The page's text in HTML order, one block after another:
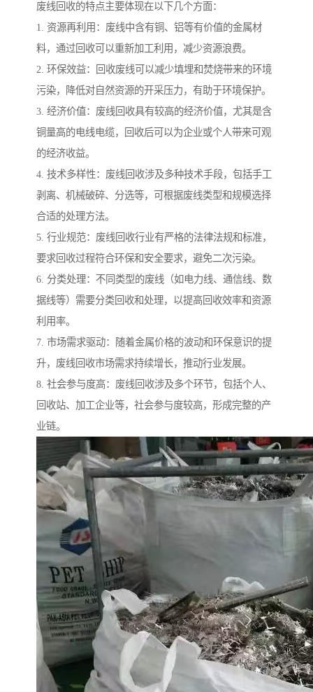
废线回收的特点主要体现在以下几个方面：
1. 资源再利用：废线中含有铜、铝等有价值的金属材
料，通过回收可以重新加工利用，减少资源浪费。
2. 环保效益：回收废线可以减少填埋和焚烧带来的环境
污染，降低对自然资源的开采压力，有助于环境保护。
3. 经济价值：废线回收具有较高的经济价值，尤其是含
铜量高的电线电缆，回收后可以为企业或个人带来可观
的经济收益。
4. 技术多样性：废线回收涉及多种技术手段，包括手工
剥离、机械破碎、分选等，可根据废线类型和规模选择
合适的处理方法。
5. 行业规范：废线回收行业有严格的法律法规和标准，
要求回收过程符合环保和安全要求，避免二次污染。
6. 分类处理：不同类型的废线（如电力线、通信线、数
据线等）需要分类回收和处理，以提高回收效率和资源
利用率。
7. 市场需求驱动：随着金属价格的波动和环保意识的提
升，废线回收市场需求持续增长，推动行业发展。
8. 社会参与度高：废线回收涉及多个环节，包括个人、
回收站、加工企业等，社会参与度较高，形成完整的产
业链。